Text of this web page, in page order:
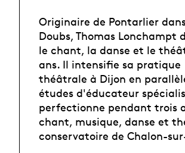
Originaire de Pontarlier
Doubs, Thomas Lonchampt
le chant, la danse et le
ans. Il intensifie sa pratique
théâtrale à Dijon en
études d'éducateur
perfectionne pendant trois
chant, musique, danse et
conservatoire de Chalon-